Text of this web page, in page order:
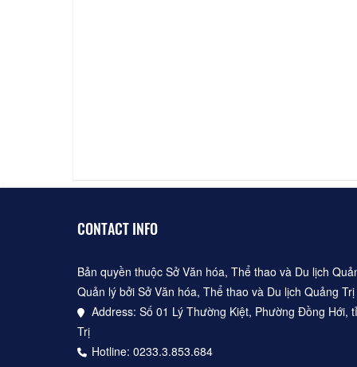
CONTACT INFO
Bản quyền thuộc Sở Văn hóa, Thể thao và Du lịch
Quản lý bởi Sở Văn hóa, Thể thao và Du lịch Quảng Trị
Address: Số 01 Lý Thường Kiệt, Phường Đồng Hới,
Trị
Hotline: 0233.3.853.684